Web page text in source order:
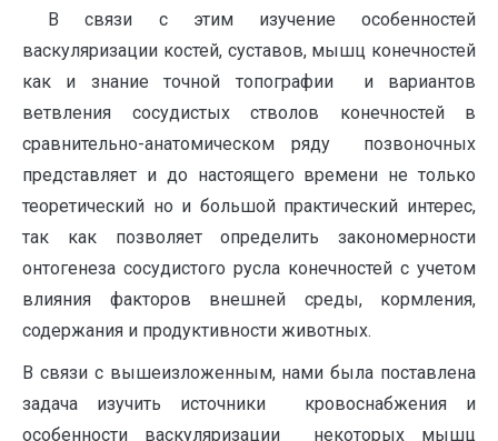
В связи с этим изучение особенностей
васкуляризации костей, суставов, мышц конечностей
как и знание точной топографии и вариантов
ветвления сосудистых стволов конечностей в
сравнительно-анатомическом ряду позвоночных
представляет и до настоящего времени не только
теоретический но и большой практический интерес,
так как позволяет определить закономерности
онтогенеза сосудистого русла конечностей с учетом
влияния факторов внешней среды, кормления,
содержания и продуктивности животных.
В связи с вышеизложенным, нами была поставлена
задача изучить источники кровоснабжения и
особенности васкуляризации некоторых мышц